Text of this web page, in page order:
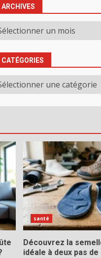
ARCHIVES
CATÉGORIES
santé
Découvrez la
idéale à deux pas